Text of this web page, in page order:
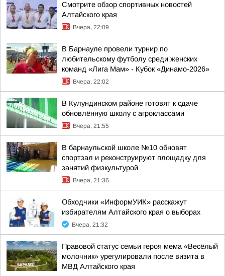
Смотрите обзор спортивных новостей
Алтайского края
Вчера, 22:09
В Барнауле провели турнир по
любительскому футболу среди женских
команд «Лига Мам» - Кубок «Динамо-2026»
Вчера, 22:02
В Кулундинском районе готовят к сдаче
обновлённую школу с агроклассами
Вчера, 21:55
В барнаульской школе №10 обновят
спортзал и реконструируют площадку для
занятий физкультурой
Вчера, 21:36
Обходчики «ИнформУИК» расскажут
избирателям Алтайского края о выборах
Вчера, 21:32
Правовой статус семьи героя мема «Весёлый
молочник» урегулировали после визита в
МВД Алтайского края